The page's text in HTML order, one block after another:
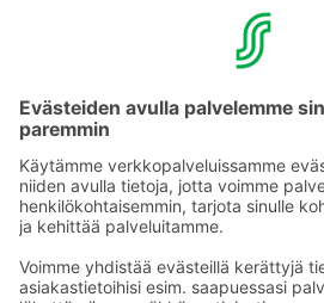
Muuta eväs­tea­se­tuk­sia &
Tie­to­suo­ja­se­loste (Arina)
Kaup­pa­kes­kus